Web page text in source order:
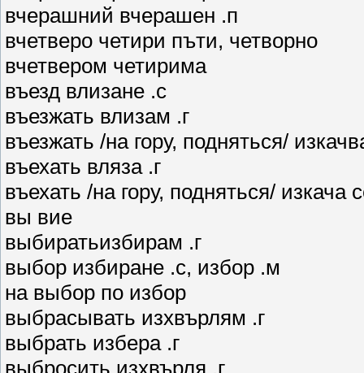
вчерашний вчерашен .п
вчетверо четири пъти, четворно
вчетвером четирима
въезд влизане .с
въезжать влизам .г
въезжать /на гору, подняться/
въехать вляза .г
въехать /на гору, подняться/ изкача
вы вие
выбиратьизбирам .г
выбор избиране .с, избор .м
на выбор по избор
выбрасывать изхвърлям .г
выбрать избера .г